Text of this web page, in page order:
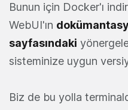
Bunun için Docker'ı
WebUI'ın
sayfasındaki
sisteminize uygun
Biz de bu yolla